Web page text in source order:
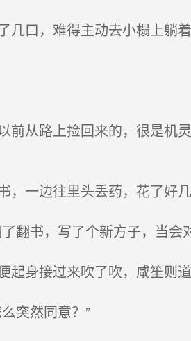
口，难得主动去小榻上躺
从路上捡回来的，很是机
一边往里头丢药，花了好几
翻书，写了个新方子，当会
身接过来吹了吹，咸笙则
突然同意？”